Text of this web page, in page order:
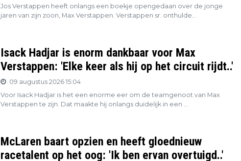
Jos Verstappen heeft onlangs een boekje opengedaan over de jonge
jaren van zijn zoon, Max Verstappen. Verstappen sr. onthulde...
Isack Hadjar is enorm dankbaar voor Max
Verstappen: 'Elke keer als hij op het circuit rijdt..'
09 augustus 2026 15:04
Voor Isack Hadjar is het een enorme eer om de teamgenoot van Max
Verstappen te zijn. Dat maakte hij onlangs duidelijk in een ...
McLaren baart opzien en heeft gloednieuw
racetalent op het oog: 'Ik ben ervan overtuigd..'